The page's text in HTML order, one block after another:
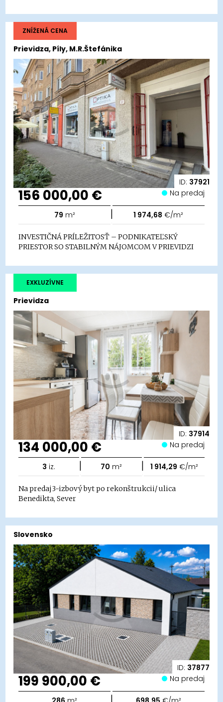
ID: 37921
Prievidza, Píly, M.R.Štefánika
ZNÍŽENÁ CENA
156 000,00 € Na predaj
79 m² | 1 974,68 €/m²
INVESTIČNÁ PRÍLEŽITOSŤ – PODNIKATEĽSKÝ
PRIESTOR SO STABILNÝM NÁJOMCOM V PRIEVIDZI
ID: 37914
Prievidza
EXKLUZÍVNE
134 000,00 € Na predaj
3 iz. | 70 m² | 1 914,29 €/m²
Na predaj3-izbový byt po rekonštrukcii/ ulica
Benedikta, Sever
ID: 37877
Slovensko
199 900,00 € Na predaj